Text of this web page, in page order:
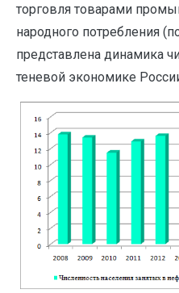
торговля товарами
народного потребления
представлена динамика
теневой экономике